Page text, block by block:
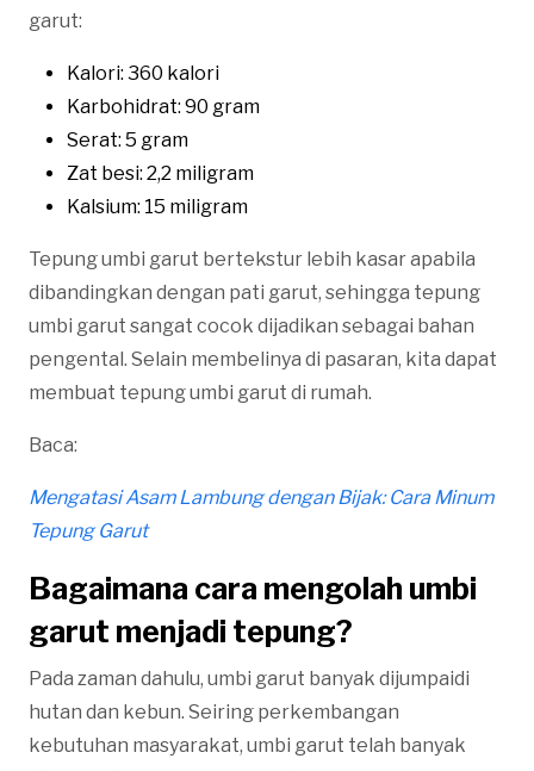
garut:
Kalori: 360 kalori
Karbohidrat: 90 gram
Serat: 5 gram
Zat besi: 2,2 miligram
Kalsium: 15 miligram
Tepung umbi garut bertekstur lebih kasar apabila
dibandingkan dengan pati garut, sehingga tepung
umbi garut sangat cocok dijadikan sebagai bahan
pengental. Selain membelinya di pasaran, kita dapat
membuat tepung umbi garut di rumah.
Baca:
Mengatasi Asam Lambung dengan Bijak: Cara Minum
Tepung Garut
Bagaimana cara mengolah umbi
garut menjadi tepung?
Pada zaman dahulu, umbi garut banyak dijumpaidi
hutan dan kebun. Seiring perkembangan
kebutuhan masyarakat, umbi garut telah banyak